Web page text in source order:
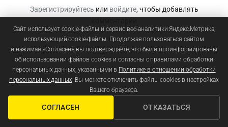
Зарегистрируйтесь или войдите, чтобы добавлять
Сайт использует cookie-файлы и сервис веб-аналитики Яндекс.Метрика,
использующий cookie-файлы. Продолжая пользоваться сайтом
и нажимая «Согласен», вы подтверждаете, что были проинформированы
об использовании файлов cookies и согласны с правилами обработки
персональных данных, указанными в Политике в отношении обработки
персональных данных. Вы можете отключить файлы cookies в настройках
Вашего браузера.
СОГЛАСЕН ОТКАЗАТЬСЯ